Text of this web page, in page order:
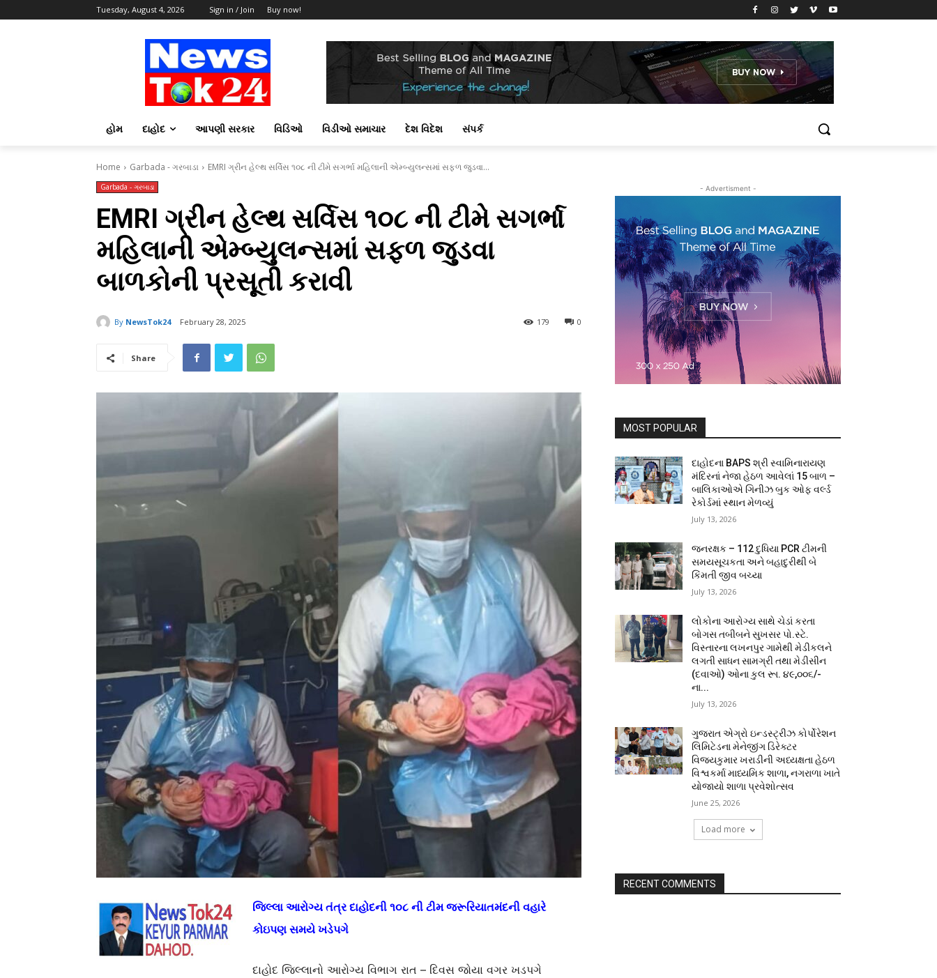
Tuesday, August 4, 2026 Sign in / Join Buy now!
હોમ દાહોદ આપણી સરકાર વિડિઓ વિડીઓ સમાચાર દેશ વિદેશ સંપર્ક
Home Garbada - ગરબાડા EMRI ગ્રીન હેલ્થ સર્વિસ ૧૦૮ ની ટીમે સગર્ભા મહિલાની એમ્બ્યુલન્સમાં સફળ જુડવા...
Garbada - ગરબાડા
EMRI ગ્રીન હેલ્થ સર્વિસ ૧૦૮ ની ટીમે સગર્ભા
મહિલાની એમ્બ્યુલન્સમાં સફળ જુડવા
બાળકોની પ્રસૂતી કરાવી
By NewsTok24 February 28, 2025 0
179
Share
જિલ્લા આરોગ્ય તંત્ર દાહોદની ૧૦૮ ની ટીમ જરૂરિયાતમંદની વહારે
કોઇપણ સમયે ખડેપગે
દાહોદ જિલ્લાનો આરોગ્ય વિભાગ રાત – દિવસ જોયા વગર ખડપગે
- Advertisment -
MOST POPULAR
દાહોદના BAPS શ્રી સ્વામિનારાયણ
મંદિરનાં નેજા હેઠળ આવેલાં 15 બાળ –
બાલિકાઓએ ગિનીઝ બુક ઓફ વર્લ્ડ
રેકોર્ડમાં સ્થાન મેળવ્યું
July 13, 2026
જનરક્ષક – 112 દુધિયા PCR ટીમની
સમયસૂચકતા અને બહાદુરીથી બે
કિંમતી જીવ બચ્યા
July 13, 2026
લોકોના આરોગ્ય સાથે ચેડાં કરતા
બોગસ તબીબને સુખસર પો.સ્ટે.
વિસ્તારના લખનપુર ગામેથી મેડીકલને
લગતી સાધન સામગ્રી તથા મેડીસીન
(દવાઓ) ઓના કુલ રૂા. ૪૯,૦૦૬/-
ના...
July 13, 2026
ગુજરાત એગ્રો ઇન્ડસ્ટ્રીઝ કોર્પોરેશન
લિમિટેડના મેનેજીંગ ડિરેક્ટર
વિજયકુમાર ખરાડીની અધ્યક્ષતા હેઠળ
વિશ્વકર્મા માધ્યમિક શાળા, નગરાળા ખાતે
યોજાયો શાળા પ્રવેશોત્સવ
June 25, 2026
Load more
RECENT COMMENTS